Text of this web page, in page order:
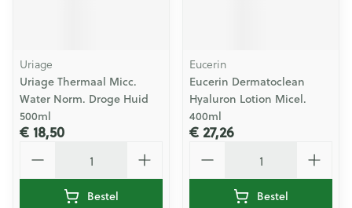
Uriage
Uriage Thermaal Micc.
Water Norm. Droge Huid
500ml
€ 18,50
Bestel
Eucerin
Eucerin Dermatoclean
Hyaluron Lotion Micel.
400ml
€ 27,26
Bestel